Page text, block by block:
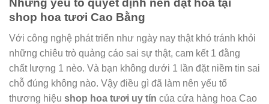
Những yếu tố quyết định nên đặt hoa tại
shop hoa tươi Cao Bằng
Với công nghệ phát triển như ngày nay thật khó tránh khỏi
những chiêu trò quảng cáo sai sự thật, cam kết 1 đằng
chất lượng 1 nèo. Và bạn không dưới 1 lần đặt niềm tin sai
chỗ đúng không nào. Vậy điều gì đã làm nên yếu tố
thương hiệu shop hoa tươi uy tín của cửa hàng hoa Cao